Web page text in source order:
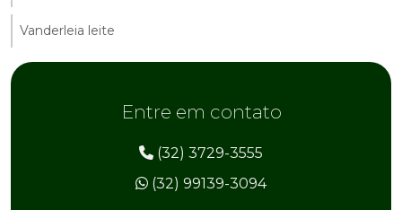
Vanderleia leite
Entre em contato
(32) 3729-3555
(32) 99139-3094